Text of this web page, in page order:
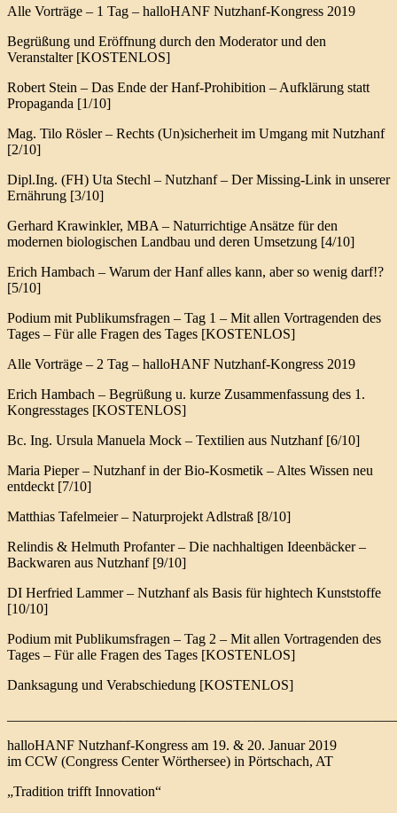
Alle Vorträge – 1 Tag – halloHANF Nutzhanf-Kongress 2019
Begrüßung und Eröffnung durch den Moderator und den
Veranstalter [KOSTENLOS]
Robert Stein – Das Ende der Hanf-Prohibition – Aufklärung statt
Propaganda [1/10]
Mag. Tilo Rösler – Rechts (Un)sicherheit im Umgang mit Nutzhanf
[2/10]
Dipl.Ing. (FH) Uta Stechl – Nutzhanf – Der Missing-Link in unserer
Ernährung [3/10]
Gerhard Krawinkler, MBA – Naturrichtige Ansätze für den
modernen biologischen Landbau und deren Umsetzung [4/10]
Erich Hambach – Warum der Hanf alles kann, aber so wenig darf!?
[5/10]
Podium mit Publikumsfragen – Tag 1 – Mit allen Vortragenden des
Tages – Für alle Fragen des Tages [KOSTENLOS]
Alle Vorträge – 2 Tag – halloHANF Nutzhanf-Kongress 2019
Erich Hambach – Begrüßung u. kurze Zusammenfassung des 1.
Kongresstages [KOSTENLOS]
Bc. Ing. Ursula Manuela Mock – Textilien aus Nutzhanf [6/10]
Maria Pieper – Nutzhanf in der Bio-Kosmetik – Altes Wissen neu
entdeckt [7/10]
Matthias Tafelmeier – Naturprojekt Adlstraß [8/10]
Relindis & Helmuth Profanter – Die nachhaltigen Ideenbäcker –
Backwaren aus Nutzhanf [9/10]
DI Herfried Lammer – Nutzhanf als Basis für hightech Kunststoffe
[10/10]
Podium mit Publikumsfragen – Tag 2 – Mit allen Vortragenden des
Tages – Für alle Fragen des Tages [KOSTENLOS]
Danksagung und Verabschiedung [KOSTENLOS]
halloHANF Nutzhanf-Kongress am 19. & 20. Januar 2019
im CCW (Congress Center Wörthersee) in Pörtschach, AT
„Tradition trifft Innovation“